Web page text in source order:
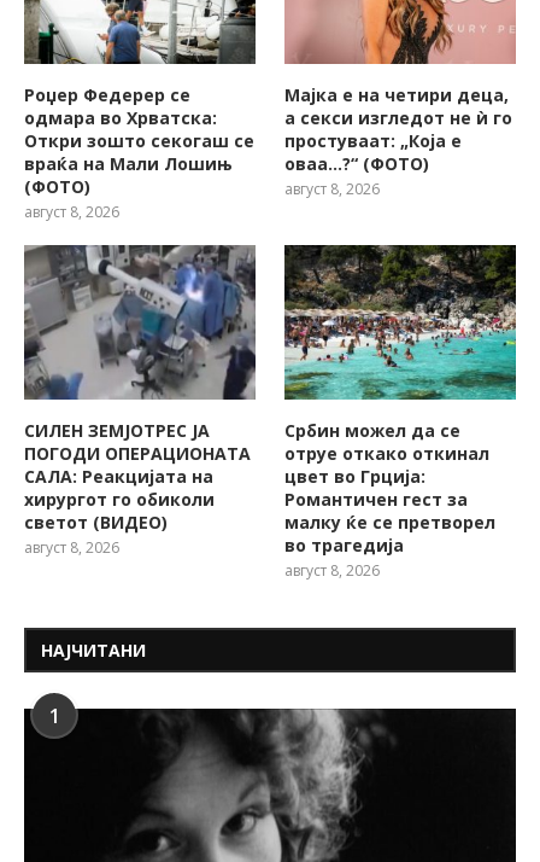
Роџер Федерер се
одмара во Хрватска:
Откри зошто секогаш се
враќа на Мали Лошињ
(ФОТО)
август 8, 2026
Мајка е на четири деца,
а секси изгледот не ѝ го
простуваат: „Која е
оваа…?“ (ФОТО)
август 8, 2026
СИЛЕН ЗЕМЈОТРЕС ЈА
ПОГОДИ ОПЕРАЦИОНАТА
САЛА: Реакцијата на
хирургот го обиколи
светот (ВИДЕО)
август 8, 2026
Србин можел да се
отруе откако откинал
цвет во Грција:
Романтичен гест за
малку ќе се претворел
во трагедија
август 8, 2026
НАЈЧИТАНИ
1